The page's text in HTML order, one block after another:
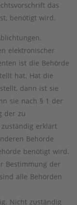
das
benötigt wird.
elektronischer
ist die Behörde
hat. Hat die
dann ist sie
sie nach § 1 der
der zu
erklärt
Behörde
benötigt wird.
Bestimmung der
alle Behörden
Nicht zuständig